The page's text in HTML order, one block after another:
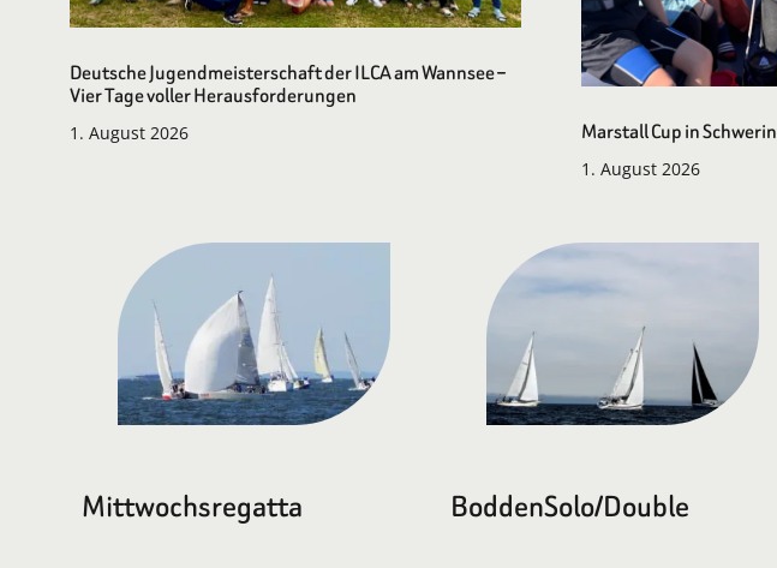
Deutsche Jugendmeisterschaft der ILCA am Wannsee –
Vier Tage voller Herausforderungen
1. August 2026 Marstall Cup in Schwerin
1. August 2026
Mittwochsregatta BoddenSolo/Double